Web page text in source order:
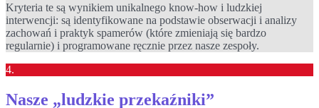
Kryteria te są wynikiem unikalnego know-how i ludzkiej
interwencji: są identyfikowane na podstawie obserwacji i analizy
zachowań i praktyk spamerów (które zmieniają się bardzo
regularnie) i programowane ręcznie przez nasze zespoły.
4.
Nasze „ludzkie przekaźniki”